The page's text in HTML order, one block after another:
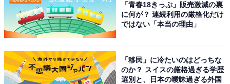
A post shared by 【公式】劇場版「鬼滅の刃」無限列車編キャ
「青春18きっぷ」販売激減の裏
に何が？ 連続利用の厳格化だけ
ではない「本当の理由」
「移民」に冷たいのはどっちな
のか？ スイスの厳格過ぎる学歴
選別と、日本の曖昧過ぎる外国